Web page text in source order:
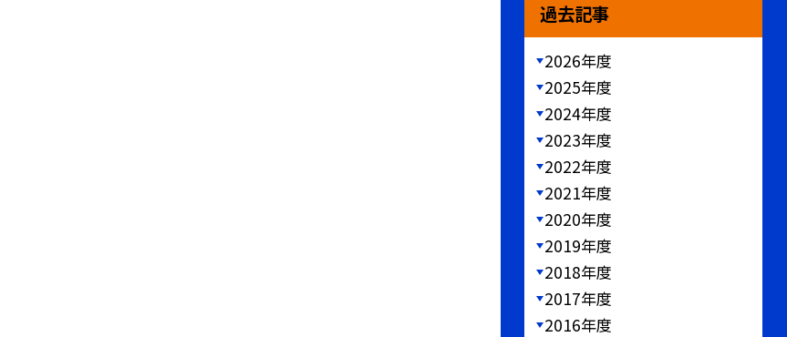
過去記事
2026年度
2025年度
2024年度
2023年度
2022年度
2021年度
2020年度
2019年度
2018年度
2017年度
2016年度